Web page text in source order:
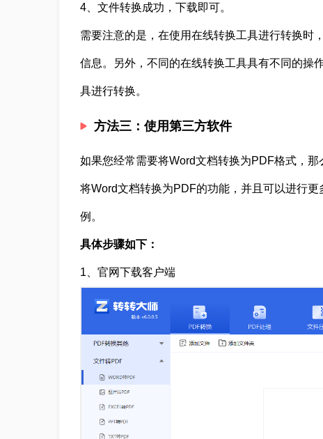
4、文件转换成功，下载即可。
需要注意的是，在使用在线转换工具进行转换时
信息。另外，不同的在线转换工具具有不同的操
具进行转换。
方法三：使用第三方软件
如果您经常需要将Word文档转换为PDF格式，
将Word文档转换为PDF的功能，并且可以进行
例。
具体步骤如下：
1、官网下载客户端